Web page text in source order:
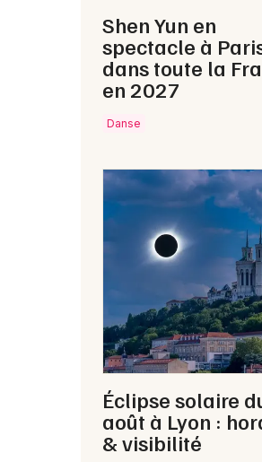
Shen Yun en
spectacle à
dans toute la
en 2027
Danse
Éclipse solaire
août à Lyon :
& visibilité